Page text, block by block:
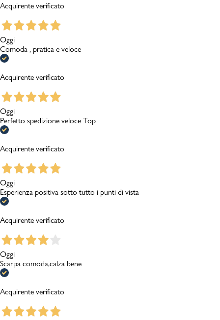
Acquirente verificato
Oggi
Comoda , pratica e veloce
Acquirente verificato
Oggi
Perfetto spedizione veloce Top
Acquirente verificato
Oggi
Esperienza positiva sotto tutto i punti di vista
Acquirente verificato
Oggi
Scarpa comoda,calza bene
Acquirente verificato